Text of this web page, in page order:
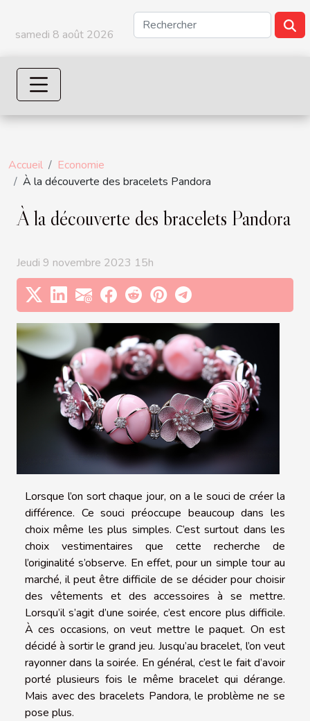
samedi 8 août 2026
Accueil
Economie
À la découverte des bracelets Pandora
À la découverte des bracelets Pandora
Jeudi 9 novembre 2023 15h
Lorsque l’on sort chaque jour, on a le souci de créer la
différence. Ce souci préoccupe beaucoup dans les
choix même les plus simples. C’est surtout dans les
choix vestimentaires que cette recherche de
l’originalité s’observe. En effet, pour un simple tour au
marché, il peut être difficile de se décider pour choisir
des vêtements et des accessoires à se mettre.
Lorsqu’il s’agit d’une soirée, c’est encore plus difficile.
À ces occasions, on veut mettre le paquet. On est
décidé à sortir le grand jeu. Jusqu’au bracelet, l’on veut
rayonner dans la soirée. En général, c’est le fait d’avoir
porté plusieurs fois le même bracelet qui dérange.
Mais avec des bracelets Pandora, le problème ne se
pose plus.